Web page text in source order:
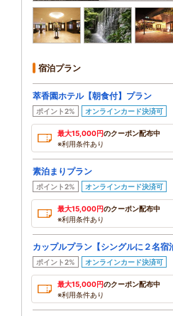
宿泊プラン
萃香園ホテル【朝食付】プラン
ポイント2% オンラインカード決済可
最大15,000円のクーポン配布中
※利用条件あり
素泊まりプラン
ポイント2% オンラインカード決済可
最大15,000円のクーポン配布中
※利用条件あり
カップルプラン【シングルに２名宿
ポイント2% オンラインカード決済可
最大15,000円のクーポン配布中
※利用条件あり